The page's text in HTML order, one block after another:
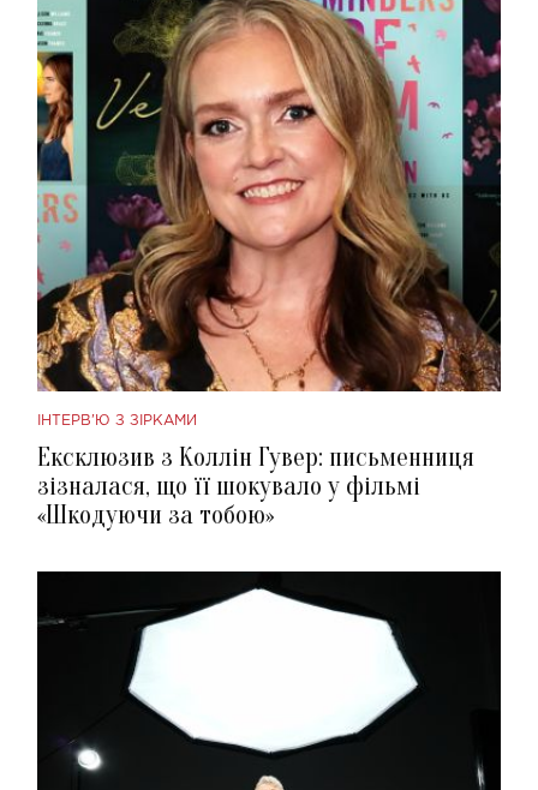
ІНТЕРВ'Ю З ЗІРКАМИ
Ексклюзив з Коллін Гувер: письменниця
зізналася, що її шокувало у фільмі
«Шкодуючи за тобою»